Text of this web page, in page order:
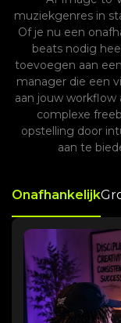
muziekgenres in
Of je nu een
beats nodig
toevoegen aan
manager die een
aan jouw
complexe
opstelling door
aan te
Onafhankelijk